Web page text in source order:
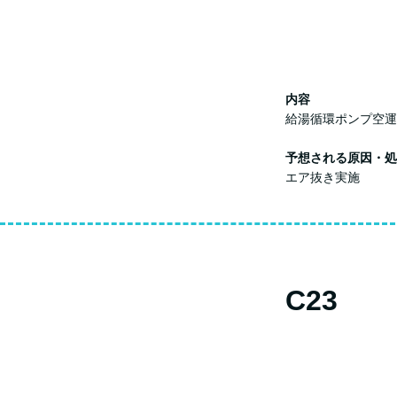
内容
給湯循環ポンプ空
予想される原因・
エア抜き実施
C23